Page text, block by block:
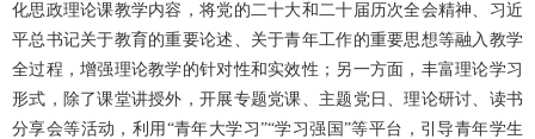
化思政理论课教学内容，将党的二十大和二十届历次全会精神、习近
平总书记关于教育的重要论述、关于青年工作的重要思想等融入教学
全过程，增强理论教学的针对性和实效性；另一方面，丰富理论学习
形式，除了课堂讲授外，开展专题党课、主题党日、理论研讨、读书
分享会等活动，利用“青年大学习”“学习强国”等平台，引导青年学生